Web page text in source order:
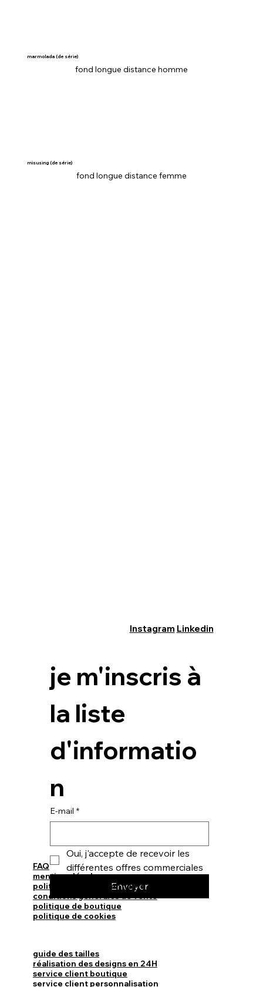
marmolada (de série)
fond longue distance homme
misusing (de série)
fond longue distance femme
je m'inscris à
la liste
d'informatio
n
E-mail *
Oui, j'accepte de recevoir les
différentes offres commerciales
Envoyer
Instagram Linkedin
FAQ
mentions légales
politique de confidentialité
conditions générales de vente
politique de boutique
politique de cookies
guide des tailles
réalisation des designs en 24H
service client boutique
service client personnalisation